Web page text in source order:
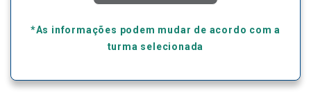
*As informações podem mudar de acordo com a
turma selecionada